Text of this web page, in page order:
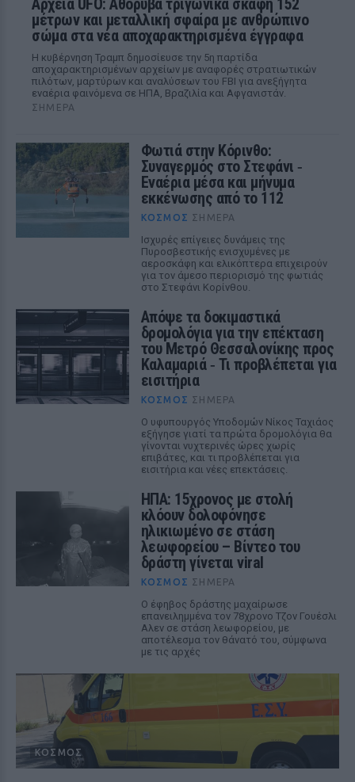
Αρχεία UFO: Αθόρυβα τριγωνικά σκάφη 152
μέτρων και μεταλλική σφαίρα με ανθρώπινο
σώμα στα νέα αποχαρακτηρισμένα έγγραφα
Η κυβέρνηση Τραμπ δημοσίευσε την 5η παρτίδα
αποχαρακτηρισμένων αρχείων με αναφορές στρατιωτικών
πιλότων, μαρτύρων και αναλύσεων του FBI για ανεξήγητα
εναέρια φαινόμενα σε ΗΠΑ, Βραζιλία και Αφγανιστάν.
ΣΉΜΕΡΑ
Φωτιά στην Κόρινθο:
Συναγερμός στο Στεφάνι ‑
Εναέρια μέσα και μήνυμα
εκκένωσης από το 112
ΚΌΣΜΟΣ ΣΉΜΕΡΑ
Ισχυρές επίγειες δυνάμεις της
Πυροσβεστικής ενισχυμένες με
αεροσκάφη και ελικόπτερα επιχειρούν
για τον άμεσο περιορισμό της φωτιάς
στο Στεφάνι Κορίνθου.
Απόψε τα δοκιμαστικά
δρομολόγια για την επέκταση
του Μετρό Θεσσαλονίκης προς
Καλαμαριά ‑ Τι προβλέπεται για
εισιτήρια
ΚΌΣΜΟΣ ΣΉΜΕΡΑ
Ο υφυπουργός Υποδομών Νίκος Ταχιάος
εξήγησε γιατί τα πρώτα δρομολόγια θα
γίνονται νυχτερινές ώρες χωρίς
επιβάτες, και τι προβλέπεται για
εισιτήρια και νέες επεκτάσεις.
ΗΠΑ: 15χρονος με στολή
κλόουν δολοφόνησε
ηλικιωμένο σε στάση
λεωφορείου – Βίντεο του
δράστη γίνεται viral
ΚΌΣΜΟΣ ΣΉΜΕΡΑ
Ο έφηβος δράστης μαχαίρωσε
επανειλημμένα τον 78χρονο Τζον Γουέσλι
Αλεν σε στάση λεωφορείου, με
αποτέλεσμα τον θάνατό του, σύμφωνα
με τις αρχές
ΚΌΣΜΟΣ